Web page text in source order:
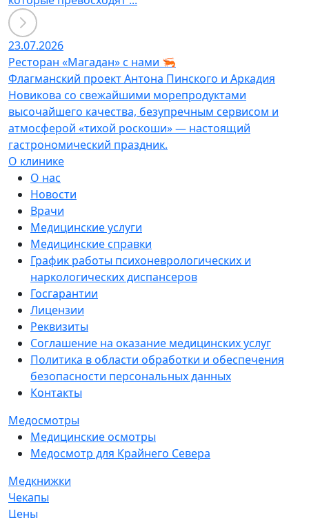
23.07.2026
Ресторан «Магадан» с нами 🦐
Флагманский проект Антона Пинского и Аркадия
Новикова со свежайшими морепродуктами
высочайшего качества, безупречным сервисом и
атмосферой «тихой роскоши» — настоящий
гастрономический праздник.
О клинике
О нас
Новости
Врачи
Медицинские услуги
Медицинские справки
График работы психоневрологических и
наркологических диспансеров
Госгарантии
Лицензии
Реквизиты
Соглашение на оказание медицинских услуг
Политика в области обработки и обеспечения
безопасности персональных данных
Контакты
Медосмотры
Медицинские осмотры
Медосмотр для Крайнего Севера
Медкнижки
Чекапы
Цены